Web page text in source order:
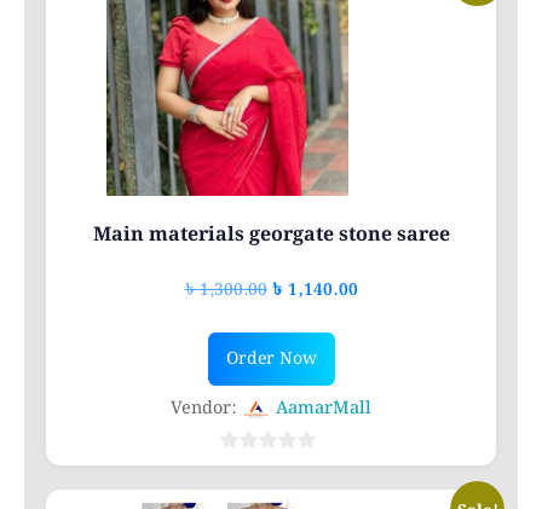
5
Main materials georgate stone saree
৳1,300.00 Original
was:
৳ 1,300.00.
৳ 1,140.00Current
Order Now
Vendor: AamarMall
0
out